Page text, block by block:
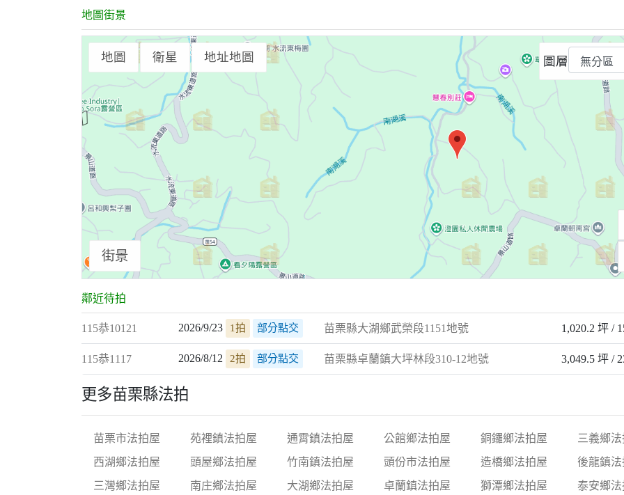
地圖街景
地圖 衛星 地址地圖 圖層
街景
鄰近待拍
115恭10121 2026/9/23 1拍 部分點交 苗栗縣大湖鄉武榮段1151地號 1,020.2 坪 /
115恭1117 2026/8/12 2拍 部分點交 苗栗縣卓蘭鎮大坪林段310-12地號 3,049.5 坪 /
更多苗栗縣法拍
苗栗市法拍屋 苑裡鎮法拍屋 通霄鎮法拍屋 公館鄉法拍屋 銅鑼鄉法拍屋
三義鄉
西湖鄉法拍屋
頭屋鄉法拍屋 竹南鎮法拍屋 頭份市法拍屋 造橋鄉法拍屋
後龍鎮
三灣鄉法拍屋
南庄鄉法拍屋 大湖鄉法拍屋 卓蘭鎮法拍屋 獅潭鄉法拍屋 泰安鄉